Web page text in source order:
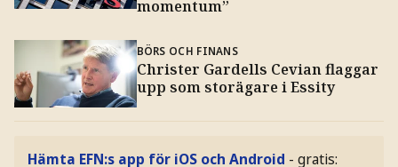
momentum”
BÖRS OCH FINANS
Christer Gardells Cevian flaggar
upp som storägare i Essity
Hämta EFN:s app för iOS och Android - gratis: